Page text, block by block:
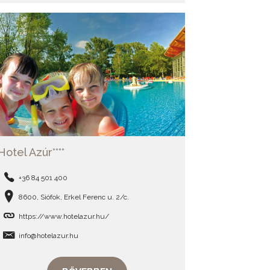
Azúr****
+36 84 501 400
8600, Siófok, Erkel Ferenc u. 2/c.
https://www.hotelazur.hu/
info@hotelazur.hu